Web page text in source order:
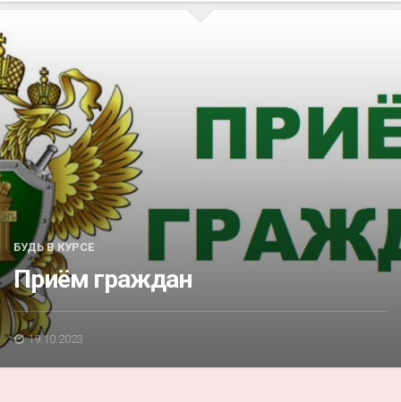
Факт
Неожиданный ракурс
Контакты
Люди родного края
Акция
К 70-летию районного Дома культуры
Конкурс
Люди родного края
Национальные проекты
БУДЬ В КУРСЕ
Приём граждан
19.10.2023